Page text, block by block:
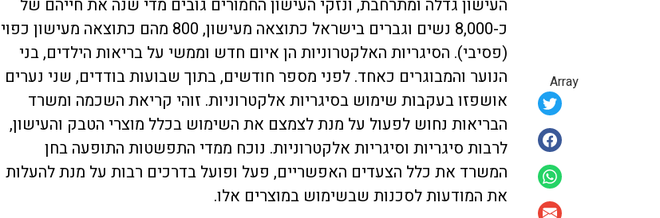
Array
העישון גדלה ומתרחבת, ונזקי העישון החמורים גובים מדי שנה את חייהם של
כ-8,000 נשים וגברים בישראל כתוצאה מעישון, 800 מהם כתוצאה מעישון כפוי
(פסיבי). הסיגריות האלקטרוניות הן איום חדש וממשי על בריאות הילדים, בני
הנוער והמבוגרים כאחד. לפני מספר חודשים, בתוך שבועות בודדים, שני נערים
אושפזו בעקבות שימוש בסיגריות אלקטרוניות. זוהי קריאת השכמה ומשרד
הבריאות נחוש לפעול על מנת לצמצם את השימוש בכלל מוצרי הטבק והעישון,
לרבות סיגריות וסיגריות אלקטרוניות. נוכח ממדי התפשטות התופעה בחן
המשרד את כלל הצעדים האפשריים, פעל ופועל בדרכים רבות על מנת להעלות
את המודעות לסכנות שבשימוש במוצרים אלו.